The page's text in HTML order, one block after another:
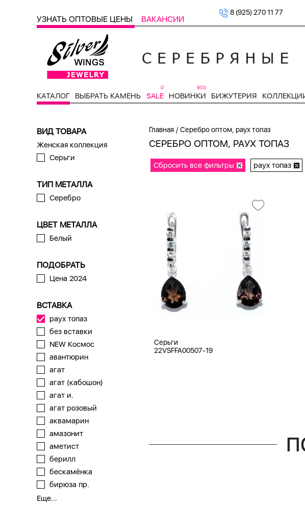
УЗНАТЬ ОПТОВЫЕ ЦЕНЫ ВАКАНСИИ
8 (925) 270 11 77
КАТАЛОГ ВЫБРАТЬ КАМЕНЬ SALE
0
НОВИНКИ
903
БИЖУТЕРИЯ
ВИД ТОВАРА
Женская коллекция
Серьги
ТИП МЕТАЛЛА
Серебро
ЦВЕТ МЕТАЛЛА
Белый
ПОДОБРАТЬ
Цена 2024
ВСТАВКА
раух топаз
без вставки
NEW Космос
авантюрин
агат
агат (кабошон)
агат и.
агат розовый
аквамарин
амазонит
аметист
берилл
бескамёнка
бирюза пр.
Еще...
Главная /Серебро оптом, раух топаз
СЕРЕБРО ОПТОМ, РАУХ ТОПАЗ
Сбросить все фильтры раух топаз
Серьги
22VSFFA00507-19